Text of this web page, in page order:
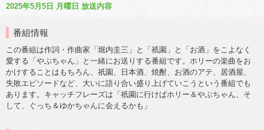
2025年5月5日 月曜日 放送内容
番組情報
この番組は作詞・作曲家「堀内圭三」と「祇園」と「お酒」をこよなく
愛する「やぶちゃん」と一緒にお送りする番組です。ホリーの楽曲をお
かけすることはもちろん、祇園、日本酒、焼酎、お酒のアテ、居酒屋、
失敗エピソードなど、大いに語り合い盛り上げていこうという番組でも
あります。キャッチフレーズは「祇園に行けばホリー＆やぶちゃん、そ
して、ぐっち＆ゆかちゃんに会えるかも」